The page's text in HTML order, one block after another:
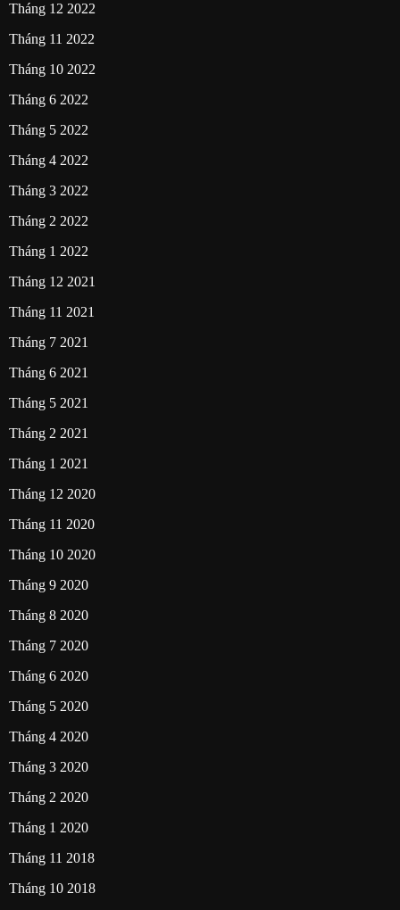
Tháng 12 2022
Tháng 11 2022
Tháng 10 2022
Tháng 6 2022
Tháng 5 2022
Tháng 4 2022
Tháng 3 2022
Tháng 2 2022
Tháng 1 2022
Tháng 12 2021
Tháng 11 2021
Tháng 7 2021
Tháng 6 2021
Tháng 5 2021
Tháng 2 2021
Tháng 1 2021
Tháng 12 2020
Tháng 11 2020
Tháng 10 2020
Tháng 9 2020
Tháng 8 2020
Tháng 7 2020
Tháng 6 2020
Tháng 5 2020
Tháng 4 2020
Tháng 3 2020
Tháng 2 2020
Tháng 1 2020
Tháng 11 2018
Tháng 10 2018